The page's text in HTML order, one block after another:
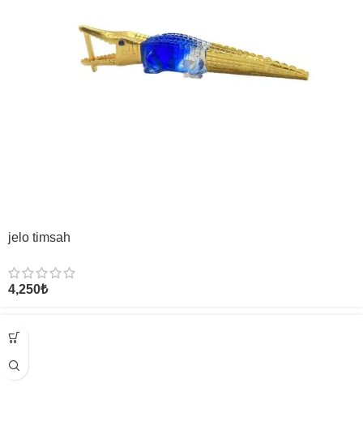
jelo timsah
4,250₺